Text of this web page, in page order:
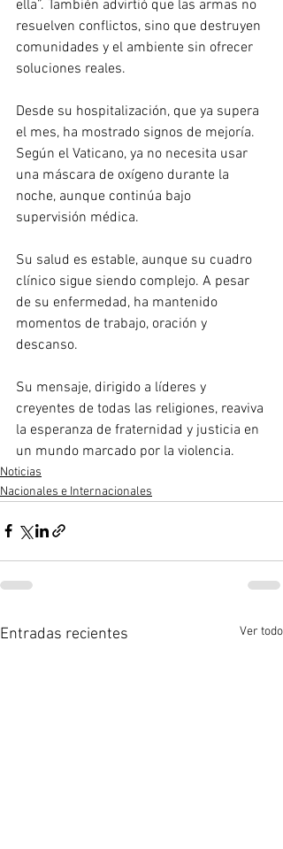
ella”. También advirtió que las armas no
resuelven conflictos, sino que destruyen
comunidades y el ambiente sin ofrecer
soluciones reales.
Desde su hospitalización, que ya supera
el mes, ha mostrado signos de mejoría.
Según el Vaticano, ya no necesita usar
una máscara de oxígeno durante la
noche, aunque continúa bajo
supervisión médica.
Su salud es estable, aunque su cuadro
clínico sigue siendo complejo. A pesar
de su enfermedad, ha mantenido
momentos de trabajo, oración y
descanso.
Su mensaje, dirigido a líderes y
creyentes de todas las religiones, reaviva
la esperanza de fraternidad y justicia en
un mundo marcado por la violencia.
Noticias
Nacionales e Internacionales
Entradas recientes Ver todo